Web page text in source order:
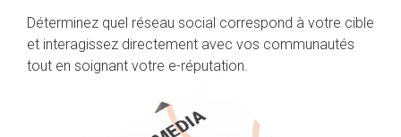
Déterminez quel réseau social correspond à votre cible
et interagissez directement avec vos communautés
tout en soignant votre e-réputation.